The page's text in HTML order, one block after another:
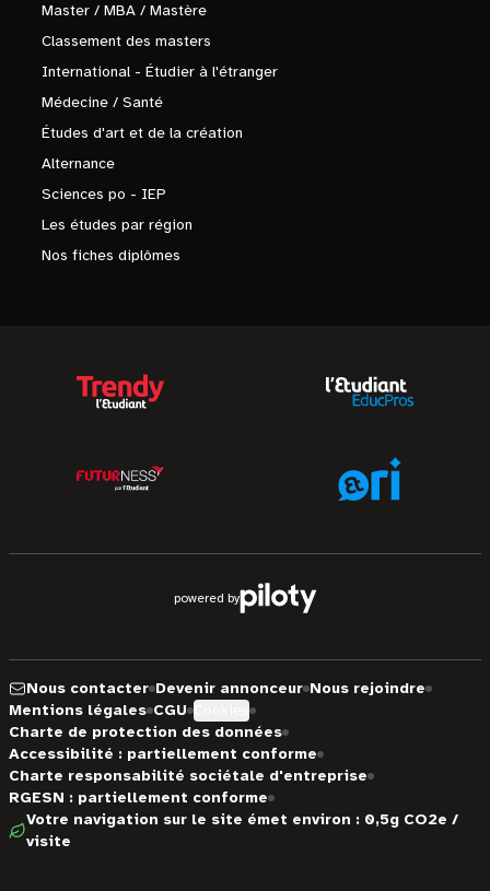
Master / MBA / Mastère
Classement des masters
International - Étudier à l'étranger
Médecine / Santé
Études d'art et de la création
Alternance
Sciences po - IEP
Les études par région
Nos fiches diplômes
powered by
Nous contacter Devenir annonceur Nous rejoindre
Mentions légales CGU
Charte de protection des données
Accessibilité : partiellement conforme
Charte responsabilité sociétale d'entreprise
RGESN : partiellement conforme
Votre navigation sur le site émet environ : 0,5g CO2e /
visite